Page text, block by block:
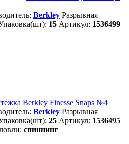
Berkley Разрывная
15 Артикул: 1536499
Berkley Finesse Snaps №4
Berkley Разрывная
25 Артикул: 1536495
спиннинг